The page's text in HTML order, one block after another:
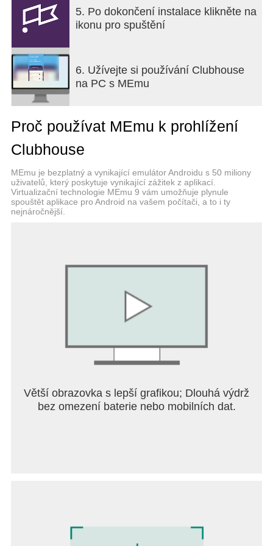
“Clubhouse is fine grained enough that each sub-
team can track the tasks they're working on, but
allows us to zoom out to the team, product, or stack
- Clinton Gormley, Team Lead, elastic
Have feedback? Shake your device and let us
know!
5. Po dokončení instalace klikněte na
ikonu pro spuštění
6. Užívejte si používání Clubhouse
na PC s MEmu
Proč používat MEmu k prohlížení
Clubhouse
MEmu je bezplatný a vynikající emulátor Androidu s 50 miliony
uživatelů, který poskytuje vynikající zážitek z aplikací.
Virtualizační technologie MEmu 9 vám umožňuje plynule
spouštět aplikace pro Android na vašem počítači, a to i ty
nejnáročnější.
Větší obrazovka s lepší grafikou; Dlouhá výdrž
bez omezení baterie nebo mobilních dat.